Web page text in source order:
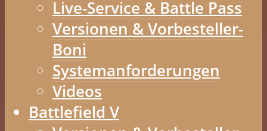
Live-Service & Battle Pass
Versionen & Vorbesteller-
Boni
Systemanforderungen
Videos
Battlefield V